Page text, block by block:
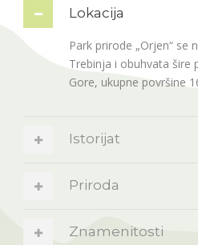
Lokacija
Park prirode „Orjen“ se
Trebinja i obuhvata šire
Gore, ukupne površine
Istorijat
Priroda
Znamenitosti